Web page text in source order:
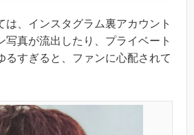
は、インスタグラム裏アカウント
写真が流出したり、プライベート
るすぎると、ファンに心配されて